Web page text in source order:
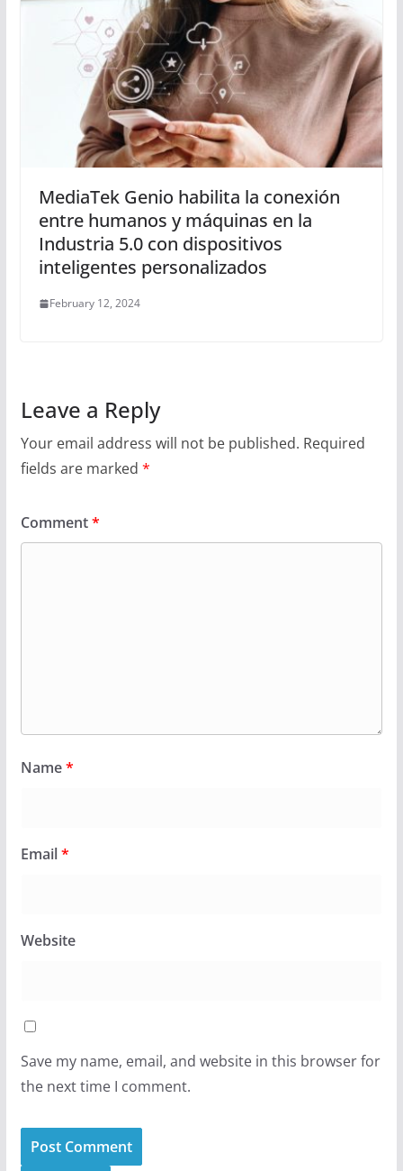
MediaTek Genio habilita la conexión
entre humanos y máquinas en la
Industria 5.0 con dispositivos
inteligentes personalizados
February 12, 2024
Leave a Reply
Your email address will not be published. Required
fields are marked *
Comment*
Name*
Email*
Website
Save my name, email, and website in this browser for
the next time I comment.